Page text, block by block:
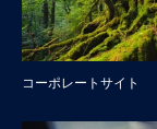
コーポレートサイト